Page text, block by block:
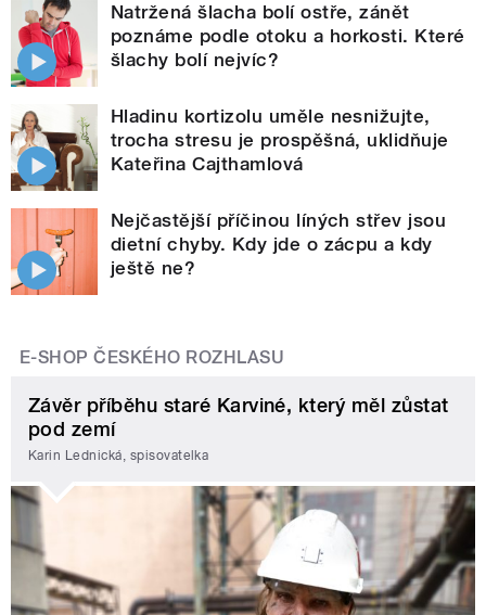
Natržená šlacha bolí ostře, zánět
poznáme podle otoku a horkosti. Které
šlachy bolí nejvíc?
Hladinu kortizolu uměle nesnižujte,
trocha stresu je prospěšná, uklidňuje
Kateřina Cajthamlová
Nejčastější příčinou líných střev jsou
dietní chyby. Kdy jde o zácpu a kdy
ještě ne?
E-SHOP ČESKÉHO ROZHLASU
Závěr příběhu staré Karviné, který měl zůstat
pod zemí
Karin Lednická, spisovatelka